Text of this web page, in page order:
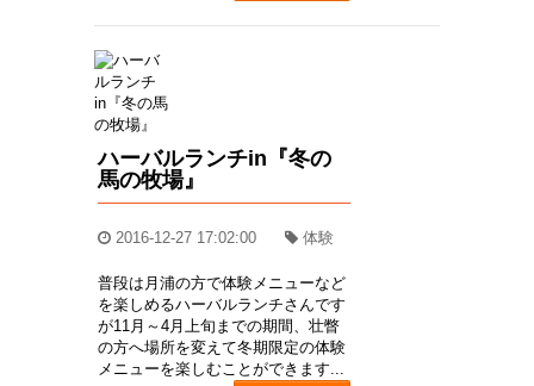
ハーバルランチin『冬の
馬の牧場』
2016-12-27 17:02:00 体験
普段は月浦の方で体験メニューなど
を楽しめるハーバルランチさんです
が11月～4月上旬までの期間、壮瞥
の方へ場所を変えて冬期限定の体験
メニューを楽しむことができます...